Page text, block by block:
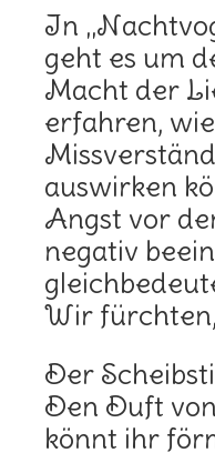
In
geht es um
Macht der
erfahren,
auswirken
Angst vor
negativ
Wir
Der
Den Duft
könnt ihr